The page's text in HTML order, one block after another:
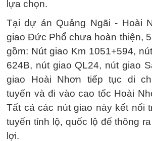
lựa chọn.
Tại dự án Quảng Ngãi - Hoài
giao Đức Phổ chưa hoàn thiện,
gồm: Nút giao Km 1051+594,
624B, nút giao QL24, nút giao
giao Hoài Nhơn tiếp tục di
tuyến và đi vào cao tốc Hoài
Tất cả các nút giao này kết nối
tuyến tỉnh lộ, quốc lộ để thông
lợi.